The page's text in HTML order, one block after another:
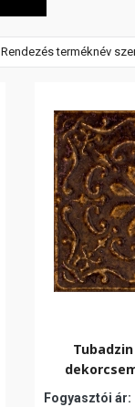
Rendezés terméknév
Fogyasztói ár: